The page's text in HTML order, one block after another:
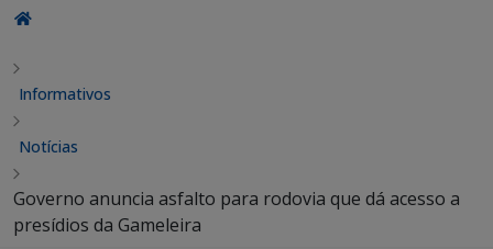
Informativos
Notícias
Governo anuncia asfalto para rodovia que dá acesso a
presídios da Gameleira